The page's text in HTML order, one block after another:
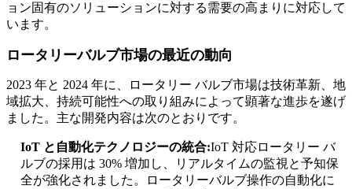
ョン固有のソリューションに対する需要の高まりに対応して
います。
ロータリーバルブ市場の最近の動向
2023 年と 2024 年に、ロータリー バルブ市場は技術革新、地
域拡大、持続可能性への取り組みによって顕著な進歩を遂げ
ました。主な開発内容は次のとおりです。
IoT と自動化テクノロジーの統合:IoT 対応ロータリー バ
ルブの採用は 30% 増加し、リアルタイムの監視と予知保
全が強化されました。ロータリーバルブ操作の自動化に